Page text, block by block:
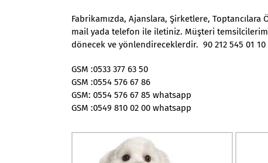
Fabrikamızda, Ajanslara, Şirketlere,
mail yada telefon ile iletiniz. Müşteri
dönecek ve yönlendireceklerdir. 90 212 545 01 10
GSM :0533 377 63 50
GSM :0554 576 67 86
GSM: 0554 576 67 85 whatsapp
GSM :0549 810 02 00 whatsapp